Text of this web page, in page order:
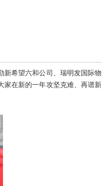
希望六和公司、瑞明发国际物
家在新的一年攻坚克难、再谱新